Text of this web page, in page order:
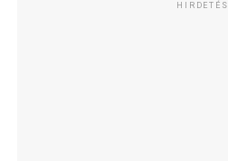
HIRDETÉS